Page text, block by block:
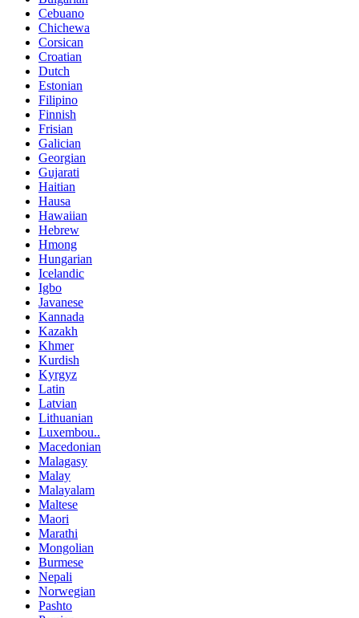
Cebuano
Chichewa
Corsican
Croatian
Dutch
Estonian
Filipino
Finnish
Frisian
Galician
Georgian
Gujarati
Haitian
Hausa
Hawaiian
Hebrew
Hmong
Hungarian
Icelandic
Igbo
Javanese
Kannada
Kazakh
Khmer
Kurdish
Kyrgyz
Latin
Latvian
Lithuanian
Luxembou..
Macedonian
Malagasy
Malay
Malayalam
Maltese
Maori
Marathi
Mongolian
Burmese
Nepali
Norwegian
Pashto